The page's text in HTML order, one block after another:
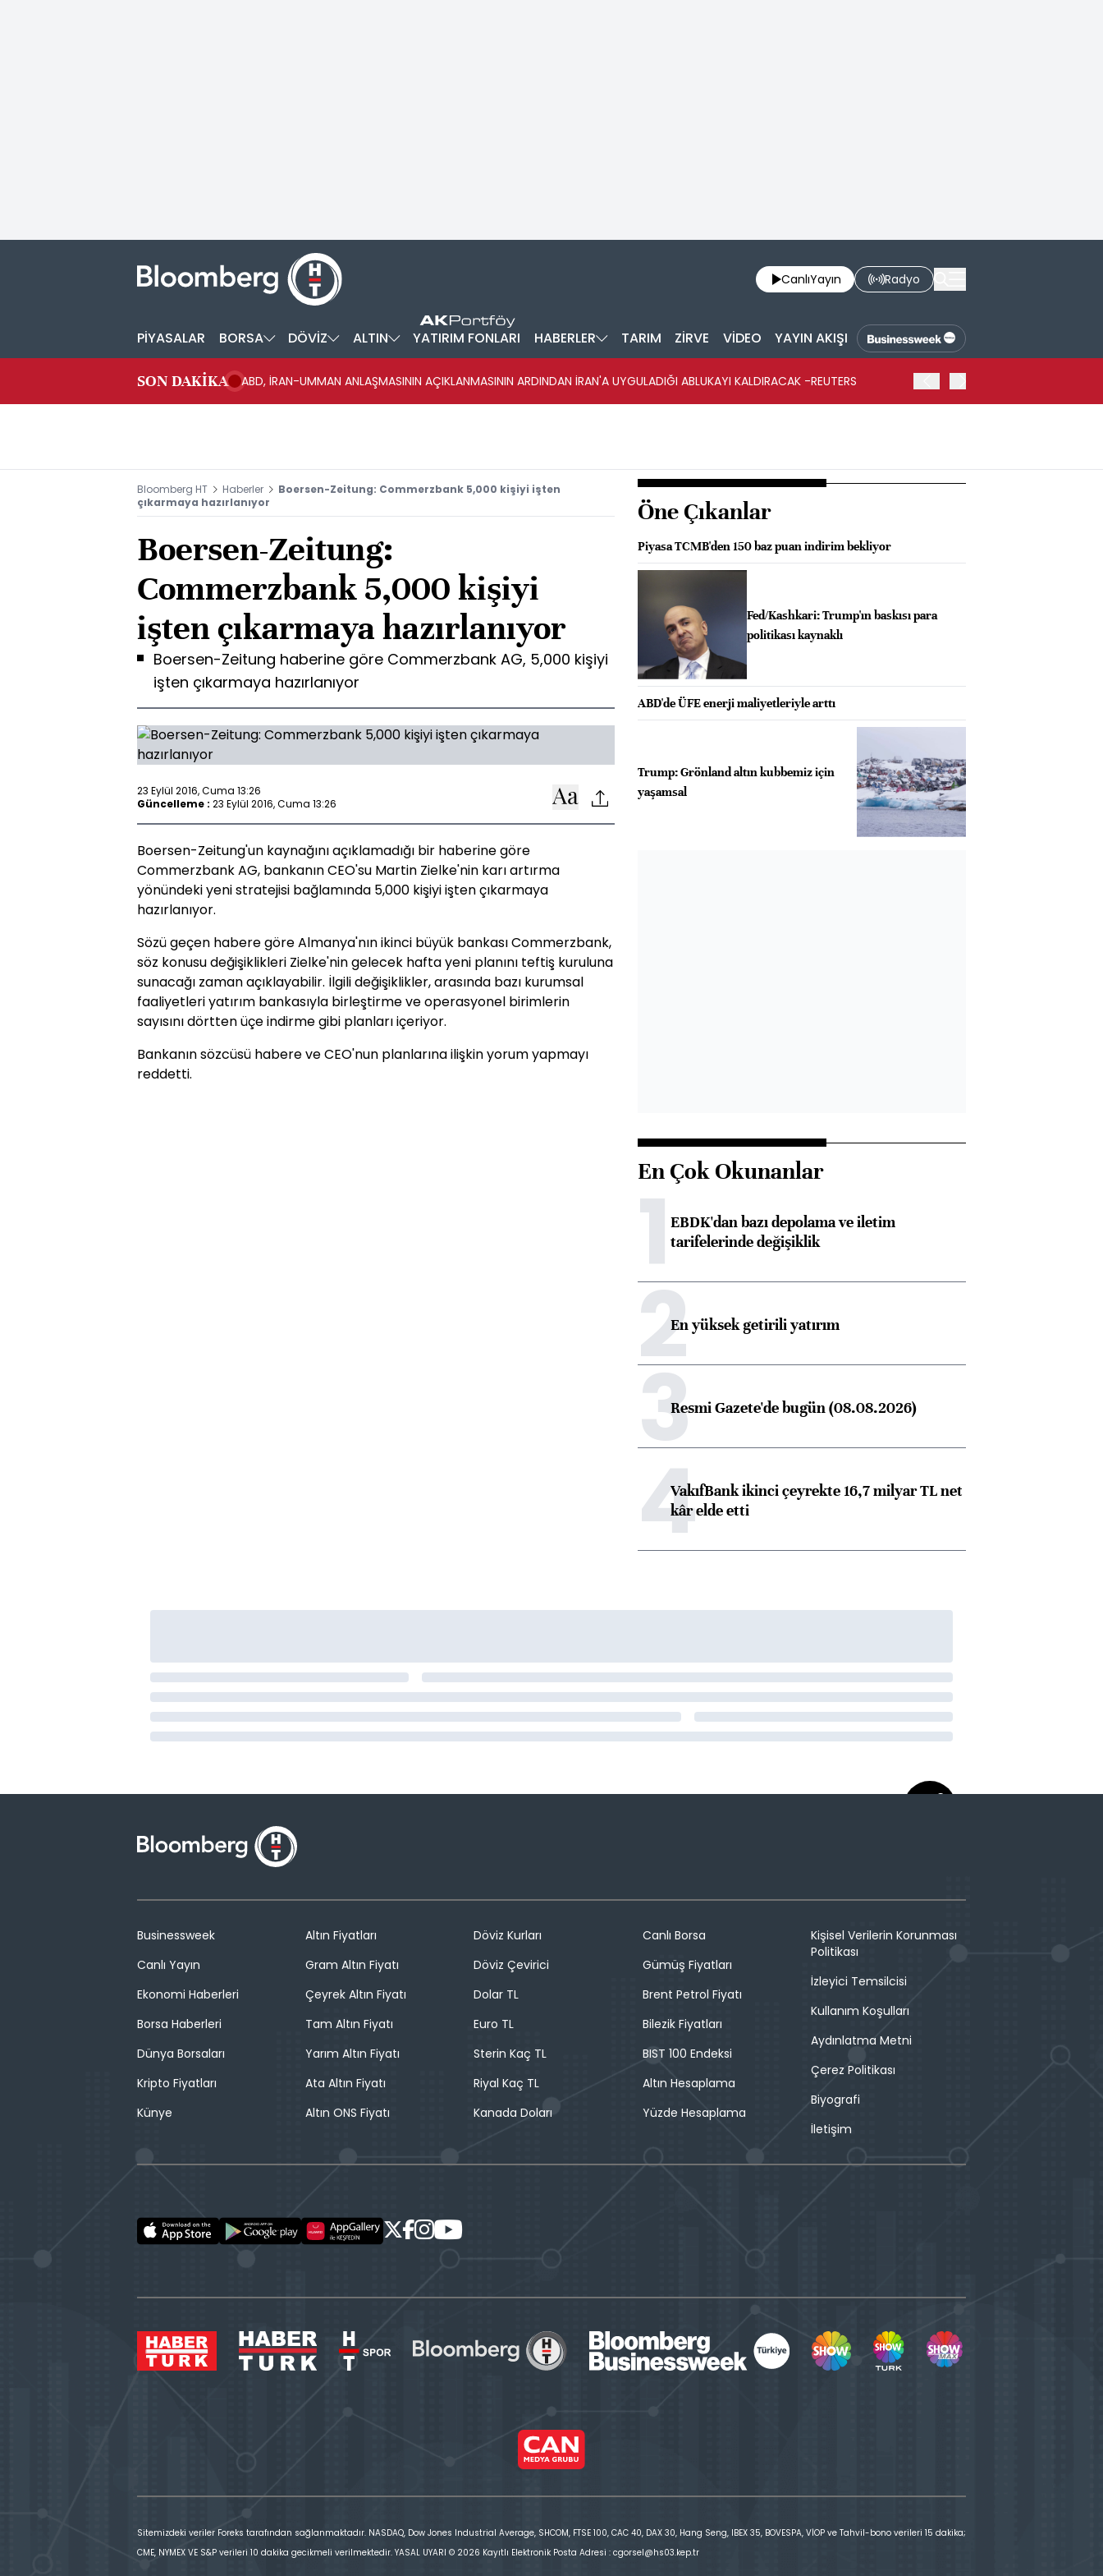
CanlıYayın Radyo
PİYASALAR BORSA DÖVİZ ALTIN YATIRIM FONLARI HABERLER TARIM ZİRVE VİDEO YAYIN AKIŞI
SON DAKİKA ABD, İRAN-UMMAN ANLAŞMASININ AÇIKLANMASININ ARDINDAN İRAN'A UYGULADIĞI ABLUKAYI KALDIRACAK -REUTERS
Bloomberg HT Haberler
Boersen-Zeitung: Commerzbank 5,000 kişiyi işten
çıkarmaya hazırlanıyor
Boersen-Zeitung:
Commerzbank 5,000 kişiyi
işten çıkarmaya hazırlanıyor
Boersen-Zeitung haberine göre Commerzbank AG, 5,000 kişiyi
işten çıkarmaya hazırlanıyor
23 Eylül 2016, Cuma 13:26
Güncelleme : 23 Eylül 2016, Cuma 13:26
Boersen-Zeitung'un kaynağını açıklamadığı bir haberine göre
Commerzbank AG, bankanın CEO'su Martin Zielke'nin karı artırma
yönündeki yeni stratejisi bağlamında 5,000 kişiyi işten çıkarmaya
hazırlanıyor.
Sözü geçen habere göre Almanya'nın ikinci büyük bankası Commerzbank,
söz konusu değişiklikleri Zielke'nin gelecek hafta yeni planını teftiş kuruluna
sunacağı zaman açıklayabilir. İlgili değişiklikler, arasında bazı kurumsal
faaliyetleri yatırım bankasıyla birleştirme ve operasyonel birimlerin
sayısını dörtten üçe indirme gibi planları içeriyor.
Bankanın sözcüsü habere ve CEO'nun planlarına ilişkin yorum yapmayı
reddetti.
Öne Çıkanlar
Piyasa TCMB'den 150 baz puan indirim bekliyor
Fed/Kashkari: Trump'ın baskısı para
politikası kaynaklı
ABD'de ÜFE enerji maliyetleriyle arttı
Trump: Grönland altın kubbemiz için
yaşamsal
En Çok Okunanlar
1EBDK'dan bazı depolama ve iletim
tarifelerinde değişiklik
2En yüksek getirili yatırım
3Resmi Gazete'de bugün (08.08.2026)
4VakıfBank ikinci çeyrekte 16,7 milyar TL net
kâr elde etti
Businessweek
Canlı Yayın
Ekonomi Haberleri
Borsa Haberleri
Dünya Borsaları
Kripto Fiyatları
Künye
Altın Fiyatları
Gram Altın Fiyatı
Çeyrek Altın Fiyatı
Tam Altın Fiyatı
Yarım Altın Fiyatı
Ata Altın Fiyatı
Altın ONS Fiyatı
Döviz Kurları
Döviz Çevirici
Dolar TL
Euro TL
Sterin Kaç TL
Riyal Kaç TL
Kanada Doları
Canlı Borsa
Gümüş Fiyatları
Brent Petrol Fiyatı
Bilezik Fiyatları
BIST 100 Endeksi
Altın Hesaplama
Yüzde Hesaplama
Kişisel Verilerin Korunması
Politikası
İzleyici Temsilcisi
Kullanım Koşulları
Aydınlatma Metni
Çerez Politikası
Biyografi
İletişim
Sitemizdeki veriler Foreks tarafından sağlanmaktadır. NASDAQ, Dow Jones Industrial Average, SHCOM, FTSE 100, CAC 40, DAX 30, Hang Seng, IBEX 35, BOVESPA, VİOP ve Tahvil-bono verileri 15 dakika;
CME, NYMEX VE S&P verileri 10 dakika gecikmeli verilmektedir. YASAL UYARI © 2026 Kayıtlı Elektronik Posta Adresi : cgorsel@hs03.kep.tr